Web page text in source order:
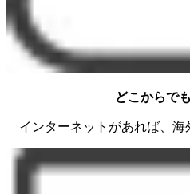
どこからで
インターネットがあれば、